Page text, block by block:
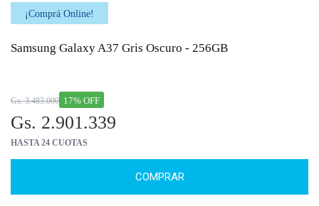
¡Comprá Online!
Samsung Galaxy A37 Gris Oscuro - 256GB
17% OFF
Gs. 3.483.000
Gs. 2.901.339
HASTA 24 CUOTAS
COMPRAR